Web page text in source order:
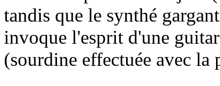
tandis que le synthé
invoque l'esprit d'une
(sourdine effectuée avec la